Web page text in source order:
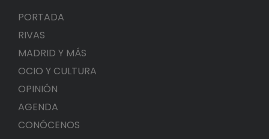
PORTADA
RIVAS
MADRID Y MÁS
OCIO Y CULTURA
OPINIÓN
AGENDA
CONÓCENOS